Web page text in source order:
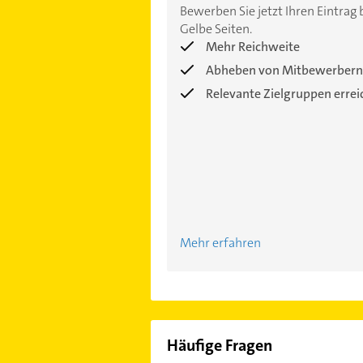
Bewerben Sie jetzt Ihren Eintrag
Gelbe Seiten.
Mehr Reichweite
Abheben von Mitbewerbern
Relevante Zielgruppen
Mehr erfahren
Häufige Fragen